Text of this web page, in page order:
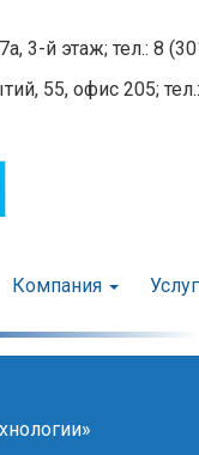
3-й этаж; тел.: 8
55, офис 205;
Компания